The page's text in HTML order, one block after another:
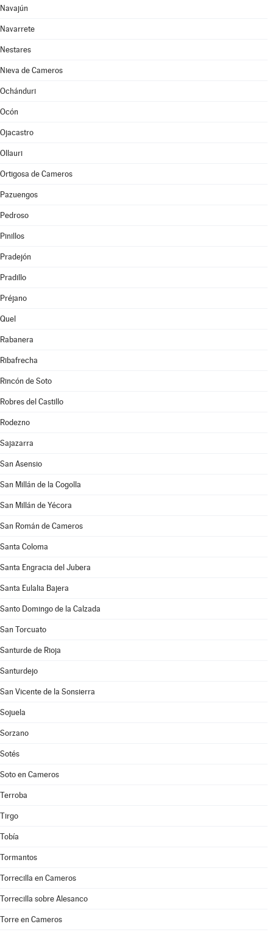
Navajún
Navarrete
Nestares
Nieva de Cameros
Ochánduri
Ocón
Ojacastro
Ollauri
Ortigosa de Cameros
Pazuengos
Pedroso
Pinillos
Pradejón
Pradillo
Préjano
Quel
Rabanera
Ribafrecha
Rincón de Soto
Robres del Castillo
Rodezno
Sajazarra
San Asensio
San Millán de la Cogolla
San Millán de Yécora
San Román de Cameros
Santa Coloma
Santa Engracia del Jubera
Santa Eulalia Bajera
Santo Domingo de la Calzada
San Torcuato
Santurde de Rioja
Santurdejo
San Vicente de la Sonsierra
Sojuela
Sorzano
Sotés
Soto en Cameros
Terroba
Tirgo
Tobía
Tormantos
Torrecilla en Cameros
Torrecilla sobre Alesanco
Torre en Cameros